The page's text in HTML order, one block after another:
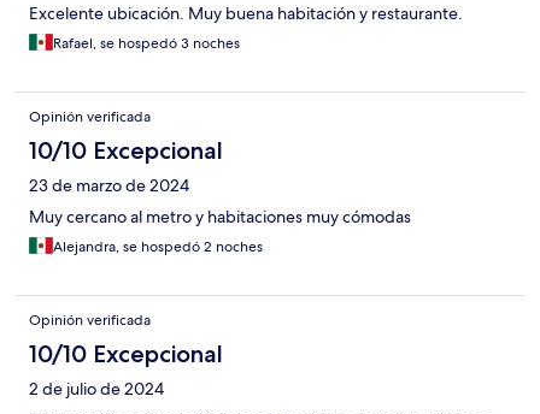
Excelente ubicación. Muy buena habitación y restaurante.
Rafael, se hospedó 3 noches
Opinión verificada
10/10 Excepcional
23 de marzo de 2024
Muy cercano al metro y habitaciones muy cómodas
Alejandra, se hospedó 2 noches
Opinión verificada
10/10 Excepcional
2 de julio de 2024